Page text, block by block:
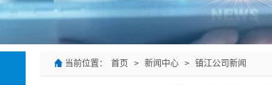
当前位置： 首页 > 新闻中心 > 镇江公司新闻